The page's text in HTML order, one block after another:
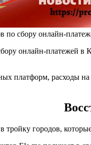
сбору онлайн-
онлайн-платежей в
платформ, расходы
городов,